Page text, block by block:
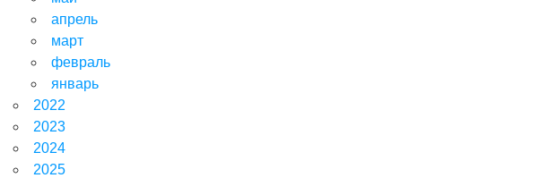
апрель
март
февраль
январь
2022
2023
2024
2025